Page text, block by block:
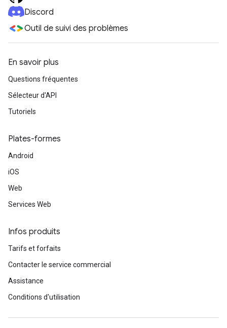
Discord
Outil de suivi des problèmes
En savoir plus
Questions fréquentes
Sélecteur d'API
Tutoriels
Plates-formes
Android
iOS
Web
Services Web
Infos produits
Tarifs et forfaits
Contacter le service commercial
Assistance
Conditions d'utilisation